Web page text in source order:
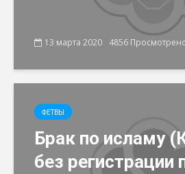
13 марта 2020 4856
ФЕТВЫ
Брак по исламу
без регистрации